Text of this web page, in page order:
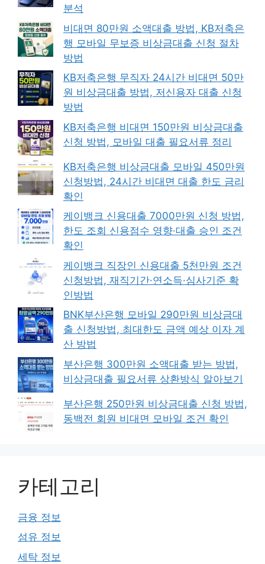
분석
비대면 80만원 소액대출 방법, KB저축은
행 모바일 무보증 비상금대출 신청 절차
방법
KB저축은행 무직자 24시간 비대면 50만
원 비상금대출 방법, 저신용자 대출 신청
방법
KB저축은행 비대면 150만원 비상금대출
신청 방법, 모바일 대출 필요서류 정리
KB저축은행 비상금대출 모바일 450만원
신청방법, 24시간 비대면 대출 한도 금리
확인
케이뱅크 신용대출 7000만원 신청 방법,
한도 조회 신용점수 영향·대출 승인 조건
확인
케이뱅크 직장인 신용대출 5천만원 조건
신청방법, 재직기간·연소득·심사기준 확
인방법
BNK부산은행 모바일 290만원 비상금대
출 신청방법, 최대한도 금액 예상 이자 계
산 방법
부산은행 300만원 소액대출 받는 방법,
비상금대출 필요서류 상환방식 알아보기
부산은행 250만원 비상금대출 신청 방법,
동백전 회원 비대면 모바일 조건 확인
카테고리
금융 정보
섬유 정보
세탁 정보